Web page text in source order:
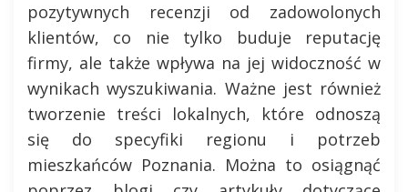
pozytywnych recenzji od zadowolonych
klientów, co nie tylko buduje reputację
firmy, ale także wpływa na jej widoczność w
wynikach wyszukiwania. Ważne jest również
tworzenie treści lokalnych, które odnoszą
się do specyfiki regionu i potrzeb
mieszkańców Poznania. Można to osiągnąć